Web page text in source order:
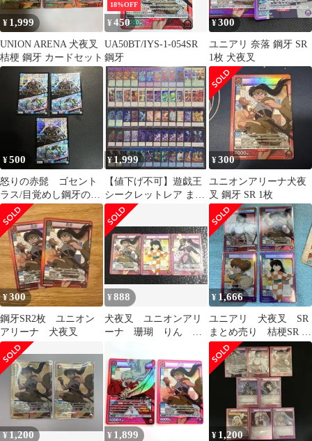
¥ 1,999
UNION ARENA 犬夜叉
桔梗 鋼牙 カードセット
18%OFF
¥450
UA50BT/IYS-1-054SR
鋼牙
¥300
ユニアリ 奈落 鋼牙 SR
1枚 犬夜叉
¥500
怒りの赤髭 ゴセント
ラス/目覚めし鋼牙のブ
レイン
¥1,999
【値下げ不可】遊戯王
シークレットレア まと
め売り 60枚セット ②
¥300
ユニオンアリーナ犬夜
叉 鋼牙 SR 1枚
¥300
鋼牙SR2枚 ユニオン
アリーナ 犬夜叉
¥888
犬夜叉 ユニオンアリ
ーナ 珊瑚 りん 鋼
¥ 1,666
ユニアリ 犬夜叉 SR
まとめ売り 桔梗SR 七
宝SR 鋼牙SR りんSR
¥1,200 ¥ 1,899 ¥ 1,200